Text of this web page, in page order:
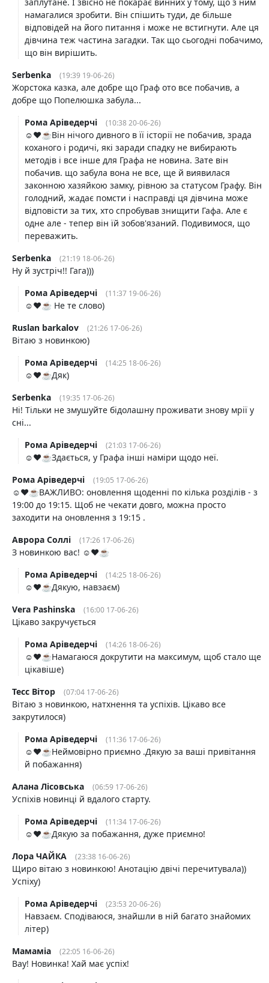
намагалися зробити. Він спішить туди, де більше
відповідей на його питання і може не встигнути. Але ця
дівчина теж частина загадки. Так що сьогодні побачимо,
що він вирішить.
Serbenka
(19:39 19-06-26)
Жорстока казка, але добре що Граф ото все побачив, а
добре що Попелюшка забула...
Рома Аріведерчі
(10:38 20-06-26)
☺️❤️☕️Він нічого дивного в її історії не побачив, зрада
коханого і родичі, які заради спадку не вибирають
методів і все інше для Графа не новина. Зате він
побачив. що забула вона не все, ще й виявилася
законною хазяйкою замку, рівною за статусом Графу. Він
голодний, жадає помсти і насправді ця дівчина може
відповісти за тих, хто спробував знищити Гафа. Але є
одне але - тепер він їй зобов'язаний. Подивимося, що
переважить.
Serbenka
(21:19 18-06-26)
Ну й зустріч!! Гага)))
Рома Аріведерчі
(11:37 19-06-26)
☺️❤️☕️ Не те слово)
Ruslan barkalov
(21:26 17-06-26)
Вітаю з новинкою)
Рома Аріведерчі
(14:25 18-06-26)
☺️❤️☕️Дяк)
Serbenka
(19:35 17-06-26)
Ні! Тільки не змушуйте бідолашну проживати знову мрії у
сні...
Рома Аріведерчі
(21:03 17-06-26)
☺️❤️☕️Здається, у Графа інші наміри щодо неї.
Рома Аріведерчі
(19:05 17-06-26)
☺️❤️☕️ВАЖЛИВО: оновлення щоденні по кілька розділів - з
19:00 до 19:15. Щоб не чекати довго, можна просто
заходити на оновлення з 19:15 .
Аврора Соллі
(17:26 17-06-26)
З новинкою вас! ☺️❤️☕️
Рома Аріведерчі
(14:25 18-06-26)
☺️❤️☕️Дякую, навзаєм)
Vera Pashinska
(16:00 17-06-26)
Цікаво закручується
Рома Аріведерчі
(14:26 18-06-26)
☺️❤️☕️Намагаюся докрутити на максимум, щоб стало ще
цікавіше)
Тесс Вітор
(07:04 17-06-26)
Вітаю з новинкою, натхнення та успіхів. Цікаво все
закрутилося)
Рома Аріведерчі
(11:36 17-06-26)
☺️❤️☕️Неймовірно приємно .Дякую за ваші привітання
й побажання)
Алана Лісовська
(06:59 17-06-26)
Успіхів новинці й вдалого старту.
Рома Аріведерчі
(11:34 17-06-26)
☺️❤️☕️Дякую за побажання, дуже приємно!
Лора ЧАЙКА
(23:38 16-06-26)
Щиро вітаю з новинкою! Анотацію двічі перечитувала))
Успіху)
Рома Аріведерчі
(23:53 20-06-26)
Навзаєм. Сподіваюся, знайшли в ній багато знайомих
літер)
Мамаміа
(22:05 16-06-26)
Вау! Новинка! Хай має успіх!